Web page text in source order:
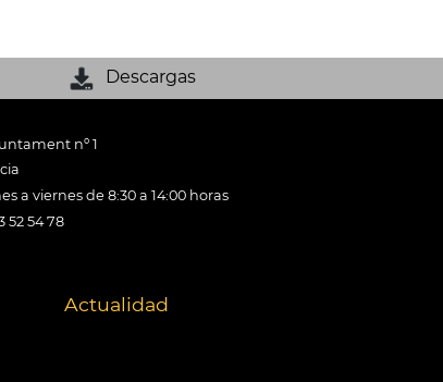
Descargas
nº 1
a viernes de 8:30 a 14:00 horas
52 54 78
Actualidad